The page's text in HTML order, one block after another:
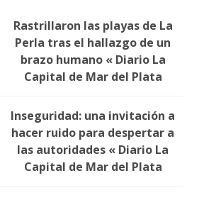
Rastrillaron las playas de La
Perla tras el hallazgo de un
brazo humano « Diario La
Capital de Mar del Plata
Inseguridad: una invitación a
hacer ruido para despertar a
las autoridades « Diario La
Capital de Mar del Plata